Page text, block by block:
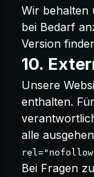
Wir behalten
bei Bedarf
Version
10.
Unsere
enthalten.
alle
Bei Fragen